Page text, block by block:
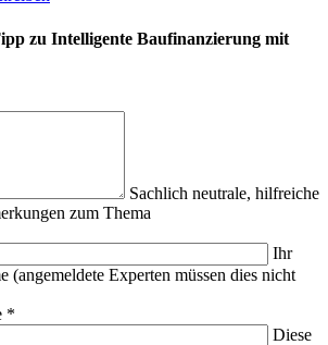
zu Intelligente Baufinanzierung mit
Sachlich neutrale, hilfreiche
zum Thema
Ihr
(angemeldete Experten müssen dies nicht
*
Diese